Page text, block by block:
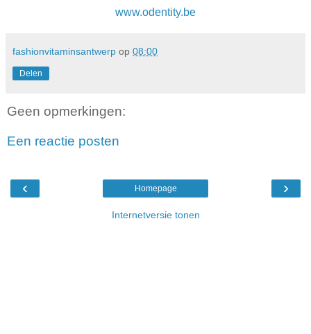
www.odentity.be
fashionvitaminsantwerp op 08:00
Delen
Geen opmerkingen:
Een reactie posten
‹ ›
Homepage
Internetversie tonen